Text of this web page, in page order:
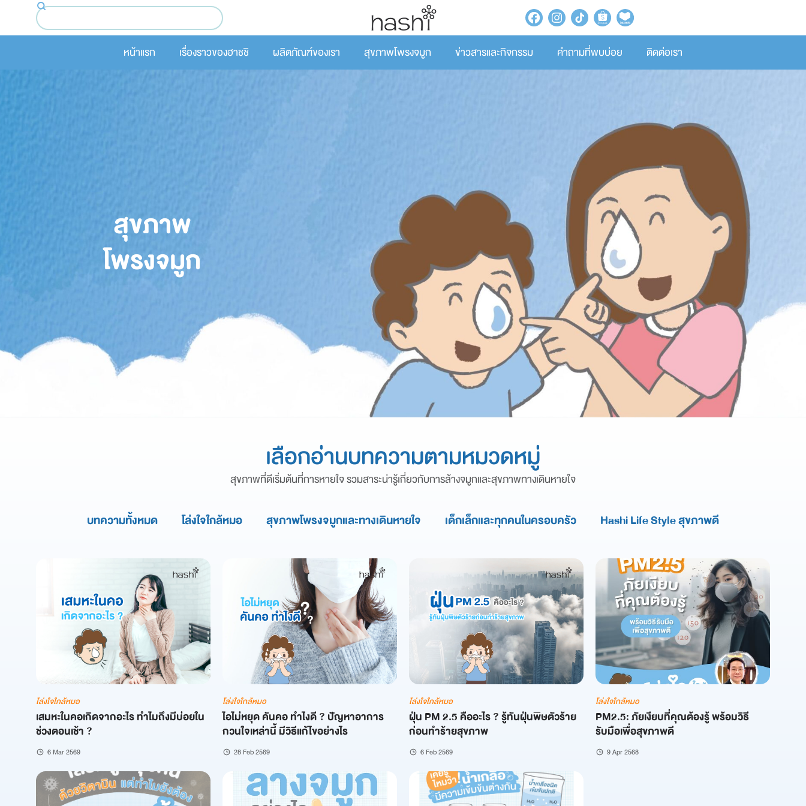
หน้าแรก เรื่องราวของฮาชชิ ผลิตภัณฑ์ของเรา สุขภาพโพรงจมูก ข่าวสารและกิจกรรม คำถามที่พบบ่อย ติดต่อเรา
สุขภาพ
โพรงจมูก
เลือกอ่านบทความตามหมวดหมู่
สุขภาพที่ดีเริ่มต้นที่การหายใจ รวมสาระน่ารู้เกี่ยวกับการล้างจมูกและสุขภาพทางเดินหายใจ
บทความทั้งหมด โล่งใจใกล้หมอ สุขภาพโพรงจมูกและทางเดินหายใจ เด็กเล็กและทุกคนในครอบครัว Hashi Life Style สุขภาพดี
โล่งใจใกล้หมอ
เสมหะในคอเกิดจากอะไร ทำไมถึงมีบ่อยใน
ช่วงตอนเช้า ?
6 Mar 2569
โล่งใจใกล้หมอ
ไอไม่หยุด คันคอ ทําไงดี ? ปัญหาอาการ
กวนใจเหล่านี้ มีวิธีแก้ไขอย่างไร
28 Feb 2569
โล่งใจใกล้หมอ
ฝุ่น PM 2.5 คืออะไร ? รู้ทันฝุ่นพิษตัวร้าย
ก่อนทำร้ายสุขภาพ
6 Feb 2569
โล่งใจใกล้หมอ
PM2.5: ภัยเงียบที่คุณต้องรู้ พร้อมวิธี
รับมือเพื่อสุขภาพดี
9 Apr 2568